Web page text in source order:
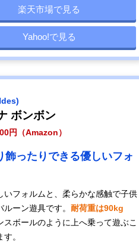
楽天市場で見る
Yahoo!で見る
ボンボン
円（Amazon）
飾ったりできる優しいフォ
いフォルムと、柔らかな感触で子供
ルーン遊具です。 耐荷重は90kg
スボールのように上へ乗って遊ぶこ
。